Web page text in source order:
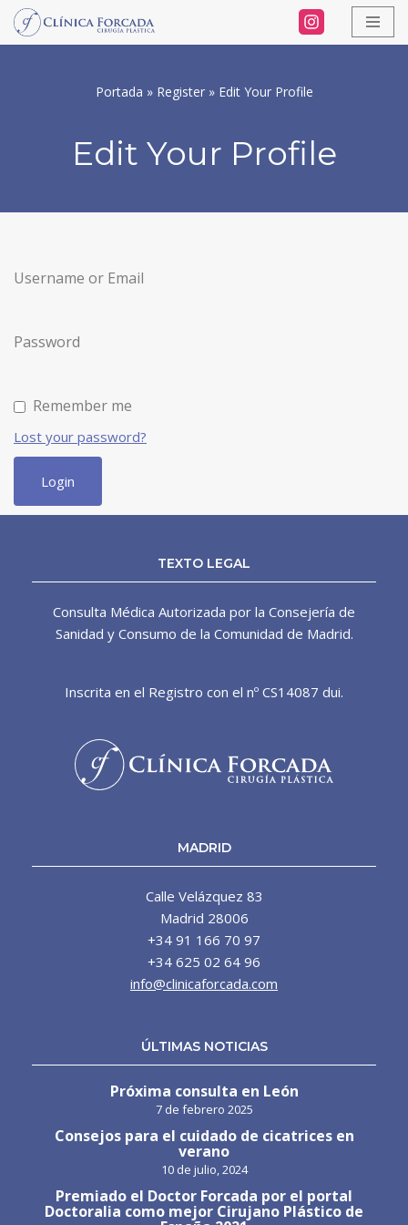
Saltar
Portada » Register» Edit Your Profile
Edit Your Profile
Username or Email
Password
Remember me
Lost your password?
TEXTO LEGAL
Consulta Médica Autorizada por la Consejería de
Sanidad y Consumo de la Comunidad de Madrid.
Inscrita en el Registro con el nº CS14087 dui.
MADRID
Calle Velázquez 83
Madrid 28006
+34 91 166 70 97
+34 625 02 64 96
info@clinicaforcada.com
ÚLTIMAS NOTICIAS
Próxima consulta en León
7 de febrero 2025
Consejos para el cuidado de cicatrices en
verano
10 de julio, 2024
Premiado el Doctor Forcada por el portal
Doctoralia como mejor Cirujano Plástico de